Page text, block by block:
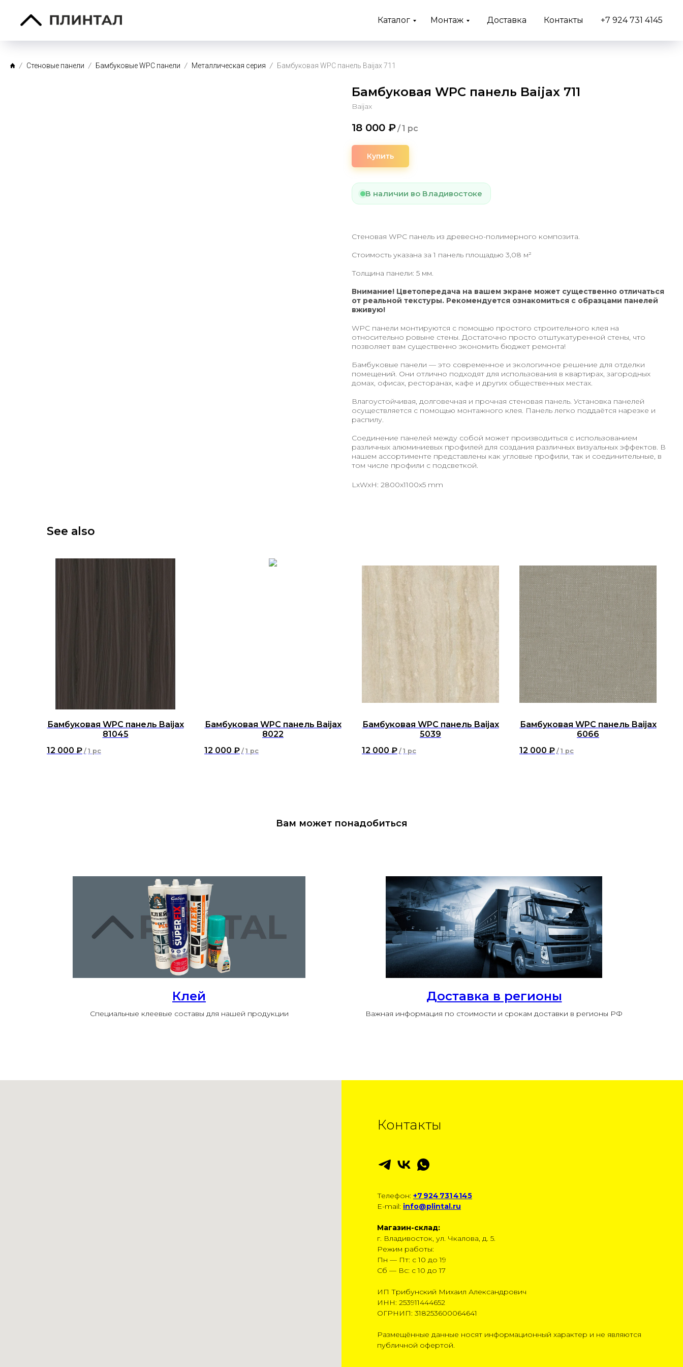
Каталог Монтаж Доставка Контакты +7 924 731 4145
Стеновые панели Бамбуковые WPC панели Металлическая серия Бамбуковая WPC панель Baijax 711
Бамбуковая WPC панель Baijax 711
Baijax
18 000 ₽/1 pc
Купить
В наличии во Владивостоке
Стеновая WPC панель из древесно-полимерного композита.
Стоимость указана за 1 панель площадью 3,08 м²
Толщина панели: 5 мм.
Внимание! Цветопередача на вашем экране может существенно отличаться
от реальной текстуры. Рекомендуется ознакомиться с образцами панелей
вживую!
WPC панели монтируются с помощью простого строительного клея на
относительно ровыне стены. Достаточно просто отштукатуренной стены, что
позволяет вам существенно экономить бюджет ремонта!
Бамбуковые панели — это современное и экологичное решение для отделки
помещений. Они отлично подходят для использования в квартирах, загородных
домах, офисах, ресторанах, кафе и других общественных местах.
Влагоустойчивая, долговечная и прочная стеновая панель. Установка панелей
осуществляется с помощью монтажного клея. Панель легко поддаётся нарезке и
распилу.
Соединение панелей между собой может производиться с использованием
различных алюминиевых профилей для создания различных визуальных эффектов. В
нашем ассортименте представлены как угловые профили, так и соединительные, в
том числе профили с подсветкой.
LxWxH: 2800x1100x5 mm
See also
Бамбуковая WPC панель Baijax
81045
12 000 ₽ / 1 pc
Бамбуковая WPC панель Baijax
8022
12 000 ₽ / 1 pc
Бамбуковая WPC панель Baijax
5039
12 000 ₽ / 1 pc
Бамбуковая WPC панель Baijax
6066
12 000 ₽ / 1 pc
Вам может понадобиться
Клей
Специальные клеевые составы для нашей продукции
Доставка в регионы
Важная информация по стоимости и срокам доставки в регионы РФ
Контакты
Телефон: +7 924 731 4145
E-mail: info@plintal.ru
Магазин-склад:
г. Владивосток, ул. Чкалова, д. 5.
Режим работы:
Пн — Пт: с 10 до 19
Сб — Вс: с 10 до 17
ИП Трибунский Михаил Александрович
ИНН: 253911444652
ОГРНИП: 318253600064641
Размещённые данные носят информационный характер и не являются
публичной офертой.